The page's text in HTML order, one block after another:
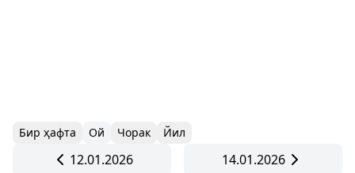
Бир ҳафта Ой Чорак Йил
12.01.2026
14.01.2026